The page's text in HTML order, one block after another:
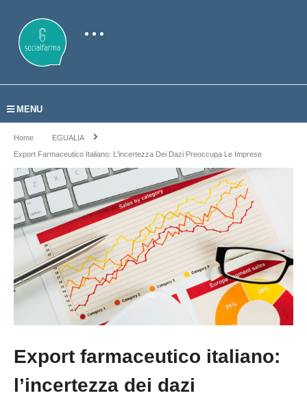
MENU
Home
EGUALIA
Export Farmaceutico Italiano: L'incertezza Dei Dazi Preoccupa Le Imprese
Export farmaceutico italiano:
l’incertezza dei dazi